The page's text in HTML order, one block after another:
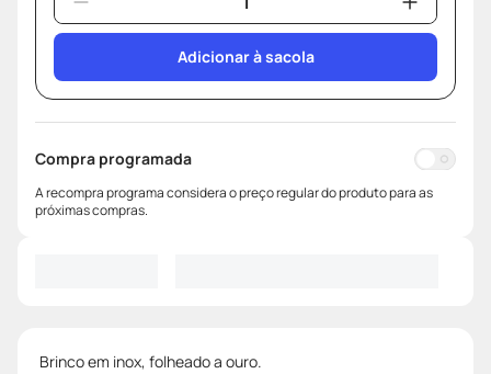
Adicionar à sacola
Compra programada
A recompra programa considera o preço regular do produto para as
próximas compras.
Brinco em inox, folheado a ouro.